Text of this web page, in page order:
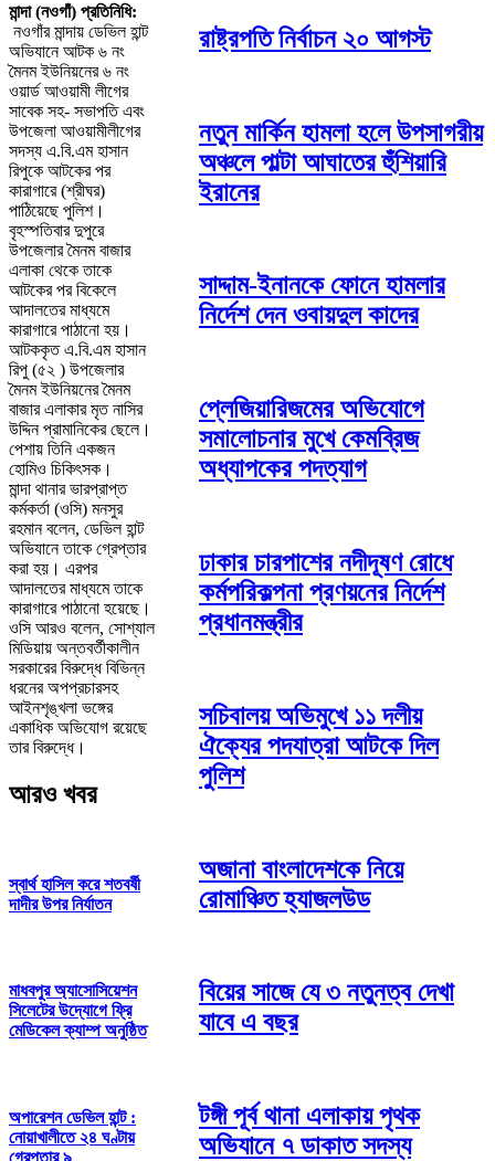
মান্দা (নওগাঁ) প্রতিনিধি:
নওগাঁর মান্দায় ডেভিল হান্ট
অভিযানে আটক ৬ নং
মৈনম ইউনিয়নের ৬ নং
ওয়ার্ড আওয়ামী লীগের
সাবেক সহ- সভাপতি এবং
উপজেলা আওয়ামীলীগের
সদস্য এ.বি.এম হাসান
রিপুকে আটকের পর
কারাগারে (শ্রীঘর)
পাঠিয়েছে পুলিশ।
বৃহস্পতিবার দুপুরে
উপজেলার মৈনম বাজার
এলাকা থেকে তাকে
আটকের পর বিকেলে
আদালতের মাধ্যমে
কারাগারে পাঠানো হয়।
আটককৃত এ.বি.এম হাসান
রিপু (৫২ ) উপজেলার
মৈনম ইউনিয়নের মৈনম
বাজার এলাকার মৃত নাসির
উদ্দিন প্রামানিকের ছেলে।
পেশায় তিনি একজন
হোমিও চিকিৎসক।
মান্দা থানার ভারপ্রাপ্ত
কর্মকর্তা (ওসি) মনসুর
রহমান বলেন, ডেভিল হান্ট
অভিযানে তাকে গ্রেপ্তার
করা হয়। এরপর
আদালতের মাধ্যমে তাকে
কারাগারে পাঠানো হয়েছে।
ওসি আরও বলেন, সোশ্যাল
মিডিয়ায় অন্তবর্তীকালীন
সরকারের বিরুদ্ধে বিভিন্ন
ধরনের অপপ্রচারসহ
আইনশৃঙ্খলা ভঙ্গের
একাধিক অভিযোগ রয়েছে
তার বিরুদ্ধে।
আরও খবর
স্বার্থ হাসিল করে শতবর্ষী
দাদীর উপর নির্যাতন
মাধবপুর অ‍্যাসোসিয়েশন
সিলেটের উদ্যোগে ফ্রি
মেডিকেল ক্যাম্প অনুষ্ঠিত
অপারেশন ডেভিল হান্ট :
নোয়াখালীতে ২৪ ঘণ্টায়
গ্রেপ্তার ৯
রাষ্ট্রপতি নির্বাচন ২০ আগস্ট
নতুন মার্কিন হামলা হলে উপসাগরীয়
অঞ্চলে পাল্টা আঘাতের হুঁশিয়ারি
ইরানের
সাদ্দাম-ইনানকে ফোনে হামলার
নির্দেশ দেন ওবায়দুল কাদের
প্লেজিয়ারিজমের অভিযোগে
সমালোচনার মুখে কেমব্রিজ
অধ্যাপকের পদত্যাগ
ঢাকার চারপাশের নদীদূষণ রোধে
কর্মপরিকল্পনা প্রণয়নের নির্দেশ
প্রধানমন্ত্রীর
সচিবালয় অভিমুখে ১১ দলীয়
ঐক্যের পদযাত্রা আটকে দিল
পুলিশ
অজানা বাংলাদেশকে নিয়ে
রোমাঞ্চিত হ্যাজলউড
বিয়ের সাজে যে ৩ নতুনত্ব দেখা
যাবে এ বছর
টঙ্গী পূর্ব থানা এলাকায় পৃথক
অভিযানে ৭ ডাকাত সদস্য